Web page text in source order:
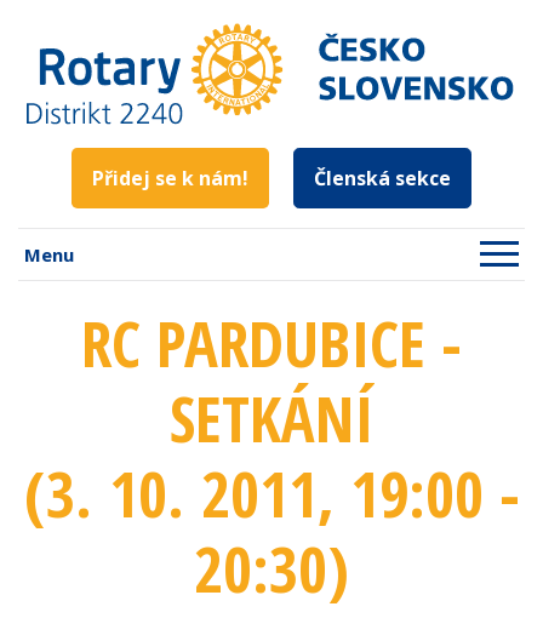
Přidej se k nám! Členská sekce
Menu
RC PARDUBICE -
SETKÁNÍ
(3. 10. 2011, 19:00 -
20:30)